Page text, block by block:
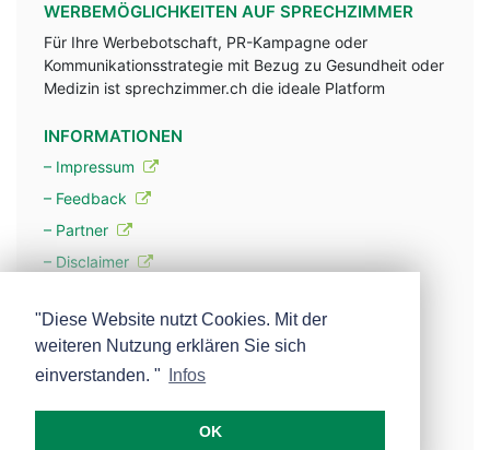
WERBEMÖGLICHKEITEN AUF SPRECHZIMMER
Für Ihre Werbebotschaft, PR-Kampagne oder
Kommunikationsstrategie mit Bezug zu Gesundheit oder
Medizin ist sprechzimmer.ch die ideale Platform
INFORMATIONEN
– Impressum
– Feedback
– Partner
– Disclaimer
– Werbung
– Mehr über unsere Experten
"Diese Website nutzt Cookies. Mit der
weiteren Nutzung erklären Sie sich
einverstanden. "
Infos
OK